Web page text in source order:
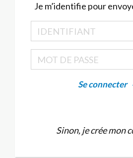
Je m’identifie pour
Se connecter
Sinon, je crée mon